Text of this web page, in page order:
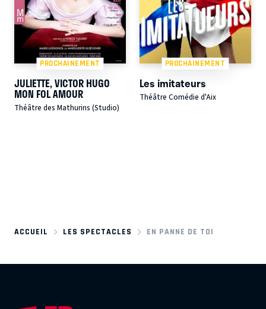
PROCHAINEMENT
JULIETTE, VICTOR HUGO
MON FOL AMOUR
Théâtre des Mathurins (Studio)
PROCHAINEMENT
Les imitateurs
Théâtre Comédie d'Aix
ACCUEIL LES SPECTACLES EN PANNE DE TOI